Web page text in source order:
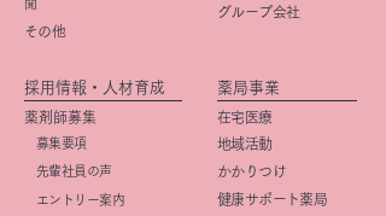
聞
その他
グループ会社
採用情報・人材育成
薬剤師募集
募集要項
先輩社員の声
エントリー案内
薬局事業
在宅医療
地域活動
かかりつけ
健康サポート薬局